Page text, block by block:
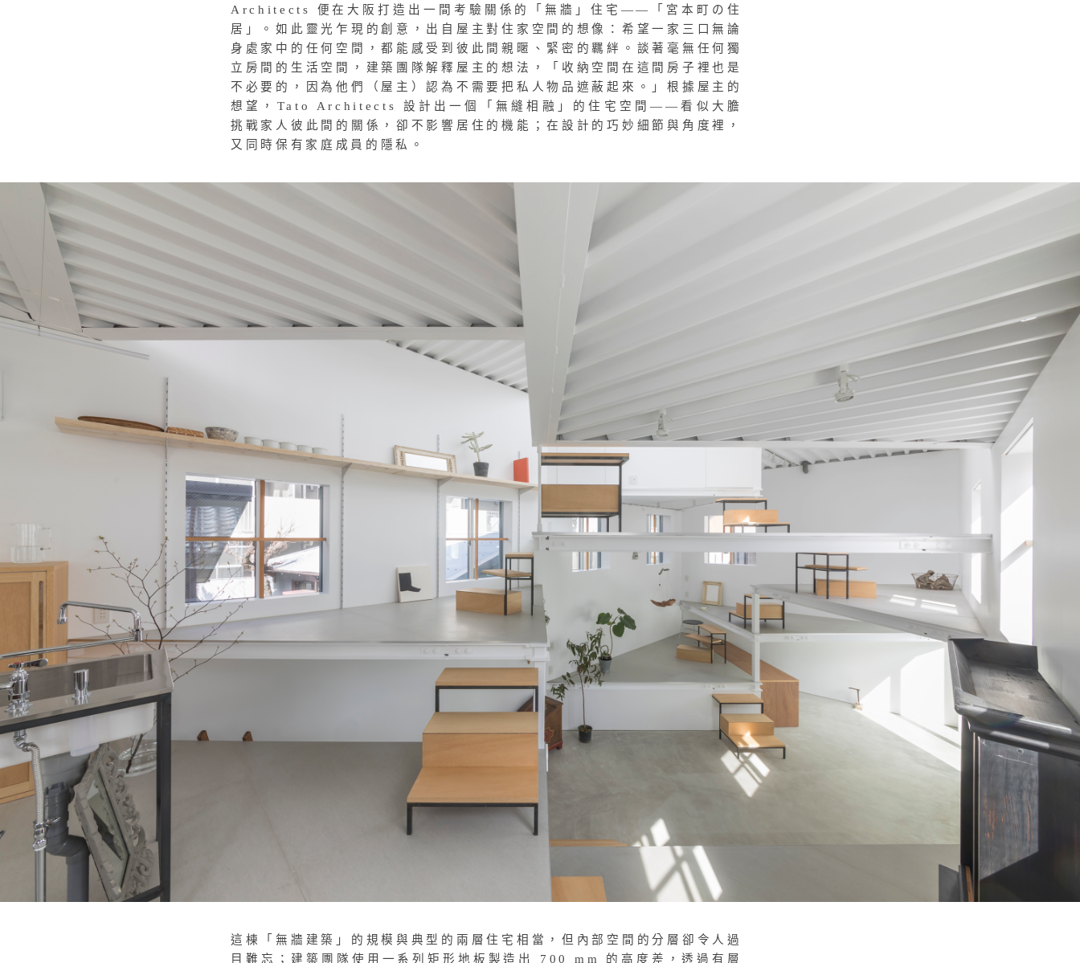
Architects 便在大阪打造出一間考驗關係的「無牆」住宅——「宮本町の住
居」。如此靈光乍現的創意，出自屋主對住家空間的想像：希望一家三口無論
身處家中的任何空間，都能感受到彼此間親暱、緊密的羈絆。談著毫無任何獨
立房間的生活空間，建築團隊解釋屋主的想法，「收納空間在這間房子裡也是
不必要的，因為他們（屋主）認為不需要把私人物品遮蔽起來。」根據屋主的
想望，Tato Architects 設計出一個「無縫相融」的住宅空間——看似大膽
挑戰家人彼此間的關係，卻不影響居住的機能；在設計的巧妙細節與角度裡，
又同時保有家庭成員的隱私。
這棟「無牆建築」的規模與典型的兩層住宅相當，但內部空間的分層卻令人過
目難忘；建築團隊使用一系列矩形地板製造出 700 mm 的高度差，透過有層